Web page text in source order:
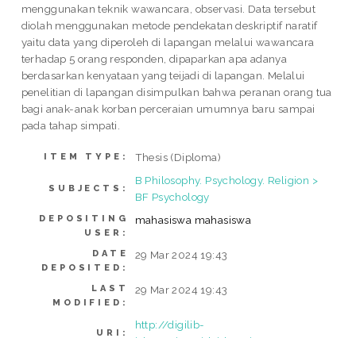
menggunakan teknik wawancara, observasi. Data tersebut
diolah menggunakan metode pendekatan deskriptif naratif
yaitu data yang diperoleh di lapangan melalui wawancara
terhadap 5 orang responden, dipaparkan apa adanya
berdasarkan kenyataan yang teijadi di lapangan. Melalui
penelitian di lapangan disimpulkan bahwa peranan orang tua
bagi anak-anak korban perceraian umumnya baru sampai
pada tahap simpati.
ITEM TYPE: Thesis (Diploma)
SUBJECTS:
B Philosophy. Psychology. Religion >
BF Psychology
DEPOSITING
USER:
mahasiswa mahasiswa
DATE
DEPOSITED:
29 Mar 2024 19:43
LAST
MODIFIED:
29 Mar 2024 19:43
URI:
http://digilib-